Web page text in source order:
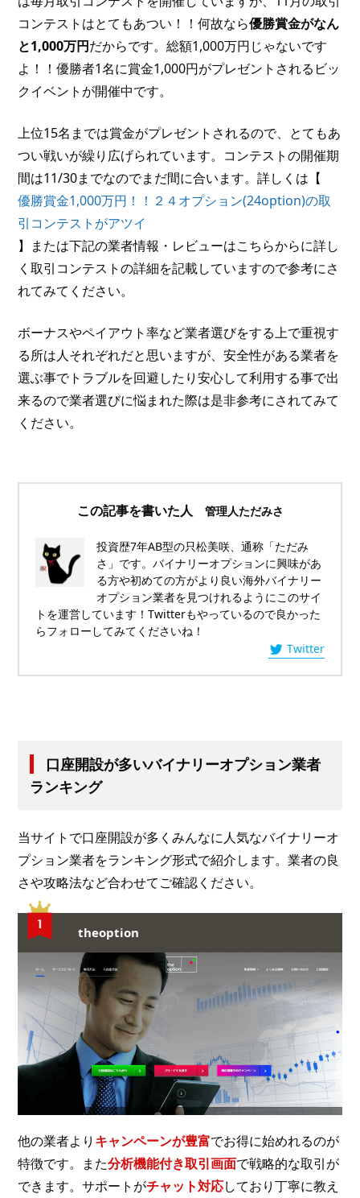
コンテストはとてもあつい！！何故なら優勝賞金がなん
と1,000万円だからです。総額1,000万円じゃないです
よ！！優勝者1名に賞金1,000円がプレゼントされるビッ
クイベントが開催中です。
上位15名までは賞金がプレゼントされるので、とてもあ
つい戦いが繰り広げられています。コンテストの開催期
間は11/30までなのでまだ間に合います。詳しくは【
優勝賞金1,000万円！！２４オプション(24option)の取
引コンテストがアツイ
】または下記の業者情報・レビューはこちらからに詳し
く取引コンテストの詳細を記載していますので参考にさ
れてみてください。
ボーナスやペイアウト率など業者選びをする上で重視す
る所は人それぞれだと思いますが、安全性がある業者を
選ぶ事でトラブルを回避したり安心して利用する事で出
来るので業者選びに悩まれた際は是非参考にされてみて
ください。
この記事を書いた人 管理人ただみさ
投資歴7年AB型の只松美咲、通称「ただみ
さ」です。バイナリーオプションに興味があ
る方や初めての方がより良い海外バイナリー
オプション業者を見つけれるようにこのサイ
トを運営しています！Twitterもやっているので良かった
らフォローしてみてくださいね！
Twitter
口座開設が多いバイナリーオプション業者
ランキング
当サイトで口座開設が多くみんなに人気なバイナリーオ
プション業者をランキング形式で紹介します。業者の良
さや攻略法など合わせてご確認ください。
theoption
他の業者より キャンペーンが豊富でお得に始めれるのが
特徴です。また分析機能付き取引画面で戦略的な取引が
できます。サポートがチャット対応しており丁寧に教え